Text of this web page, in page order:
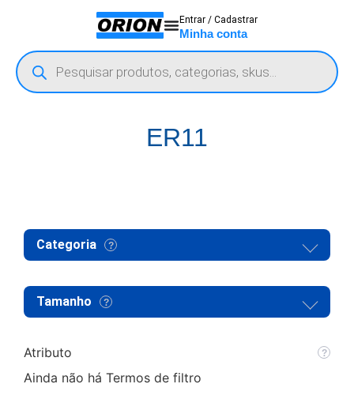
Entrar / Cadastrar
Minha conta
ER11
Categoria
Tamanho
Atributo
Ainda não há Termos de filtro